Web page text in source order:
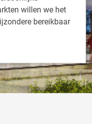
willen we het
bereikbaar